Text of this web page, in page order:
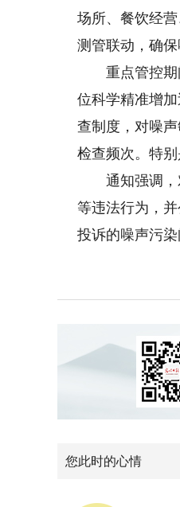
场所、餐饮经
测管联动，确保
重点管控期间
位科学精准增
查制度，对噪
检查频次。特
通知强调，对
等违法行为，
投诉的噪声污
您此时的心情